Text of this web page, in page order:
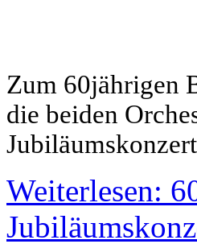
Zum 60jährigen
die beiden
Weiterlesen: